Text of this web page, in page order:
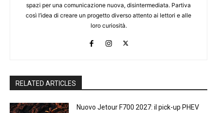
spazi per una comunicazione nuova, disintermediata. Partiva
così l’idea di creare un progetto diverso attento ai lettori e alle
loro curiosità.
RELATED ARTICLES
Nuovo Jetour F700 2027: il pick-up PHEV